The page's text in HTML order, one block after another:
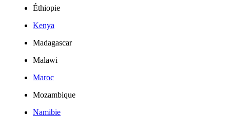
Éthiopie
Kenya
Madagascar
Malawi
Maroc
Mozambique
Namibie